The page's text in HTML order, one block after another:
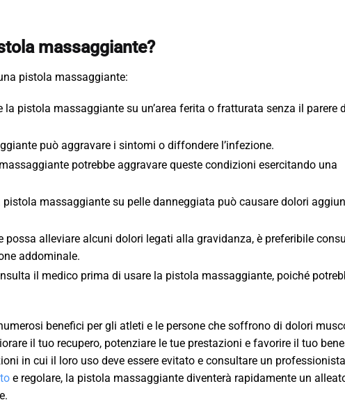
massaggiante?
pistola massaggiante:
la pistola massaggiante su un’area ferita o fratturata senza il parere
può aggravare i sintomi o diffondere l’infezione.
potrebbe aggravare queste condizioni esercitando una
pistola massaggiante su pelle danneggiata può causare dolori
possa alleviare alcuni dolori legati alla gravidanza, è preferibile
addominale.
il medico prima di usare la pistola massaggiante, poiché
benefici per gli atleti e le persone che soffrono di dolori
il tuo recupero, potenziare le tue prestazioni e favorire il tuo
in cui il loro uso deve essere evitato e consultare un professionista
e regolare, la pistola massaggiante diventerà rapidamente un